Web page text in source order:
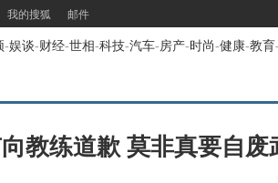
我的搜狐 邮件
-娱谈-财经-世相-科技-汽车-房产-时尚-健康-教育-
教练道歉 莫非真要自废